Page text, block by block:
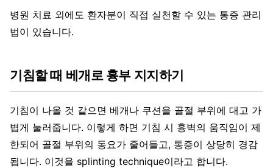
병원 치료 외에도 환자분이 직접 실천할 수 있는 통증 관리
법이 있습니다.
기침할 때 베개로 흉부 지지하기
기침이 나올 것 같으면 베개나 쿠션을 골절 부위에 대고 가
볍게 눌러줍니다. 이렇게 하면 기침 시 흉벽의 움직임이 제
한되어 골절 부위의 동요가 줄어들고, 통증이 상당히 경감
됩니다. 이것을 splinting technique이라고 합니다.